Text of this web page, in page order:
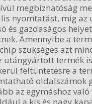
megbízhatóság
nyomtatást, míg
és gazdaságos
Amennyibe a
szükséges azt
utángyártott termék
feltüntetésre a
oldalszámok
az egymáshoz
a kis és nagy